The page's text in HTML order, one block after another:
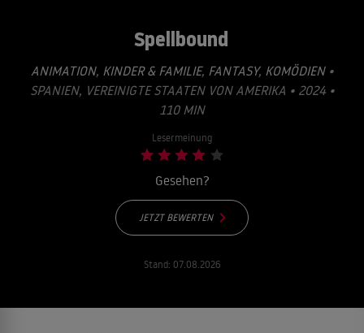
Spellbound
ANIMATION, KINDER & FAMILIE, FANTASY, KOMÖDIEN•
SPANIEN, VEREINIGTE STAATEN VON AMERIKA • 2024 •
110 MIN
Lesermeinung
Gesehen?
JETZT BEWERTEN
Stand: 07.08.2026